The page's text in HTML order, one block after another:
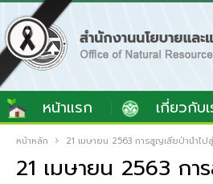
หน้าแรก เกี่ยวกับเ
หน้าหลัก 21 เมษายน 2563 การสูญเสียป่านำไป
21 เมษายน 2563 กา